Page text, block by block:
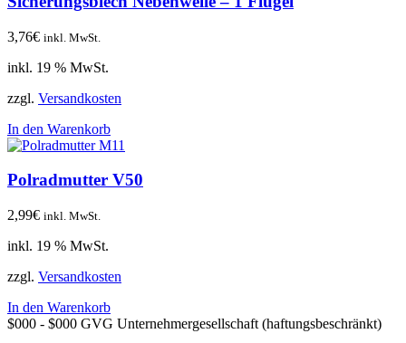
3,76€ inkl. MwSt.
inkl. 19 % MwSt.
zzgl. Versandkosten
In den Warenkorb
Polradmutter V50
2,99€ inkl. MwSt.
inkl. 19 % MwSt.
zzgl. Versandkosten
In den Warenkorb
$000 - $000 GVG Unternehmergesellschaft (haftungsbeschränkt)